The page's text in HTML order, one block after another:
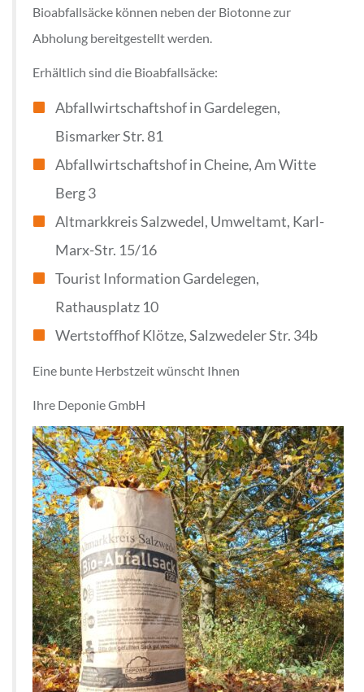
Bioabfallsäcke können neben der Biotonne zur
Abholung bereitgestellt werden.
Erhältlich sind die Bioabfallsäcke:
Abfallwirtschaftshof in Gardelegen,
Bismarker Str. 81
Abfallwirtschaftshof in Cheine, Am Witte
Berg 3
Altmarkkreis Salzwedel, Umweltamt, Karl-
Marx-Str. 15/16
Tourist Information Gardelegen,
Rathausplatz 10
Wertstoffhof Klötze, Salzwedeler Str. 34b
Eine bunte Herbstzeit wünscht Ihnen
Ihre Deponie GmbH